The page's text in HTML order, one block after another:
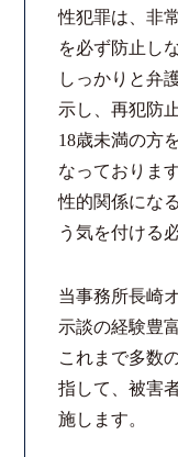
法律相談継続サポ
よくあるご質問
リモート相談
お知らせ
弁護士ブログ
法律相談コラム
サマークラーク・
性犯罪は、非
を必ず防止し
しっかりと弁
示し、再犯防
18歳未満の方
なっておりま
性的関係にな
う気を付ける
当事務所長崎
示談の経験豊
これまで多数
指して、被害
施します。